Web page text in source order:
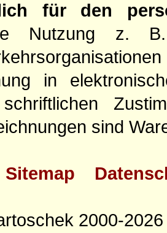
für den
Nutzung z.
in
sind
Sitemap
2000-2026